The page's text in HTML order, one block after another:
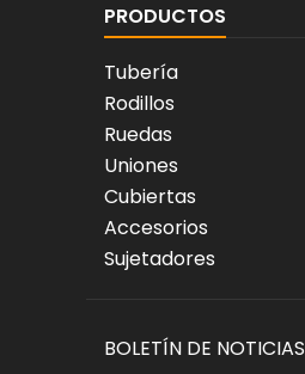
PRODUCTOS
Tubería
Rodillos
Ruedas
Uniones
Cubiertas
Accesorios
Sujetadores
BOLETÍN DE NOTICIAS